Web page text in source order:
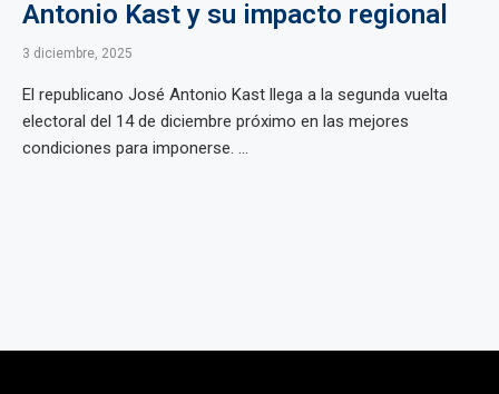
Antonio Kast y su impacto regional
3 diciembre, 2025
El republicano José Antonio Kast llega a la segunda vuelta
electoral del 14 de diciembre próximo en las mejores
condiciones para imponerse. ...